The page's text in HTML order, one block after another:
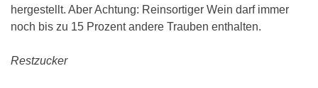
hergestellt. Aber Achtung: Reinsortiger Wein darf immer
noch bis zu 15 Prozent andere Trauben enthalten.
Restzucker